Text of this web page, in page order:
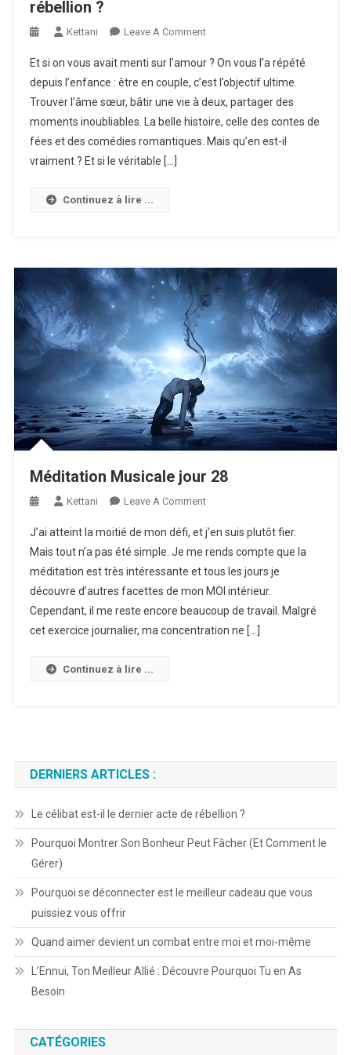
rébellion ?
Kettani Leave A CommentOn
Célibat
Est-
Il
Le
Dernier
Et si on vous avait menti sur l’amour ? On vous l’a répété
depuis l’enfance : être en couple, c’est l’objectif ultime.
Trouver l’âme sœur, bâtir une vie à deux, partager des
moments inoubliables. La belle histoire, celle des contes de
fées et des comédies romantiques. Mais qu’en est-il
vraiment ? Et si le véritable […]
Continuez à lire ...
Méditation Musicale jour 28
Kettani Leave A CommentOn
Musicale
Jour
28
J’ai atteint la moitié de mon défi, et j’en suis plutôt fier.
Mais tout n’a pas été simple. Je me rends compte que la
méditation est très intéressante et tous les jours je
découvre d’autres facettes de mon MOI intérieur.
Cependant, il me reste encore beaucoup de travail. Malgré
cet exercice journalier, ma concentration ne […]
Continuez à lire ...
DERNIERS ARTICLES :
Le célibat est-il le dernier acte de rébellion ?
Pourquoi Montrer Son Bonheur Peut Fâcher (Et Comment le
Gérer)
Pourquoi se déconnecter est le meilleur cadeau que vous
puissiez vous offrir
Quand aimer devient un combat entre moi et moi-même
L’Ennui, Ton Meilleur Allié : Découvre Pourquoi Tu en As
Besoin
CATÉGORIES